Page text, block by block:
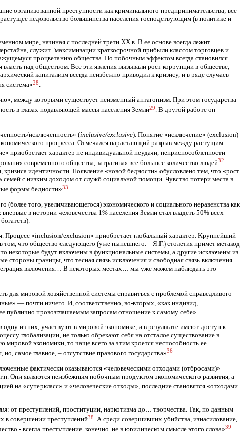
организованной преступности как криминального предпринимательства; все
недовольство большинства населения господствующим (в политике и
мире, начиная с последней трети XX в. В ее основе всегда лежит
служит "максимизации краткосрочной прибыли классом торговцев и
процветанию общества. Но побочным эффектом всегда становился
над обществом. Все эти явления вызывали рост коррупции в обществе,
капитализм всегда неизбежно приводил к кризису, и в ряде случаев
система»28.
между которыми существует неизменный антагонизм. При этом государства
в глазах подавляющей массы населения Земли29. В другой работе он
исключенность» (inclusive/exclusive). Понятие «исключение» (exclusion)
прогресса. Отмечался нарастающий разрыв между растущим
приобретает характер не индивидуальной неудачи, неприспособленности
современного общества, затрагивая все большее количество людей32.
идентичности. Появление «новой бедности» обусловлено тем, что «рост
с низким доходом от служб социальной помощи. Чувство потери места в
формы бедности»33.
того, увеличивающегося) экономического и социального неравенства как
впервые в истории человечества 1% населения Земли стал владеть 50% всех
Процесс «inclusion/exclusion» приобретает глобальный характер. Крупнейший
что общество следующего (уже нынешнего. – Я.Г.) столетия примет метакод
некоторые будут включены в функциональные системы, а другие исключены из
границы, что тесная связь исключения и свободная связь включения
включения… В некоторых местах… мы уже можем наблюдать это
для мировой хозяйственной системы справиться с проблемой справедливого
— почти ничего. И, соответственно, во-вторых, «как индивид,
провоз­глашаемым запросам отношение к самому себе».
из них, участвуют в мировой экономике, и в результате имеют доступ к
глобализации, не только обрекают себя на отсталое существование в
экономики, то чаще всего за этим кроется неспособность ее
самое главное, – отсутствие правового государства»36.
фактически оказываются «человеческими отходами (отбросами)»
Они являются неизбежным побочным продуктом экономического развития, а
на «суперкласс» и «человеческие отходы», последние становятся «отходами
: от преступлений, проституции, наркотизма до… творчества. Так, по данным
в совершении преступлений38. А среди совершивших убийства, изнасилование,
- всегда преступление, конечно, не в юридическом смысле этого слова»39